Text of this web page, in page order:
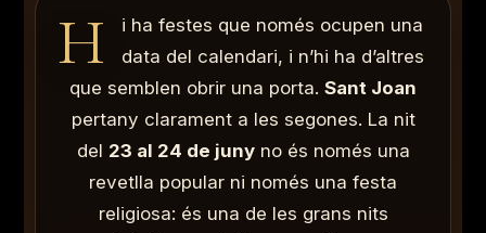
H
i ha festes que només ocupen una
data del calendari, i n’hi ha d’altres
que semblen obrir una porta. Sant Joan
pertany clarament a les segones. La nit
del 23 al 24 de junyno és només una
revetlla popular ni només una festa
religiosa: és una de les grans nits